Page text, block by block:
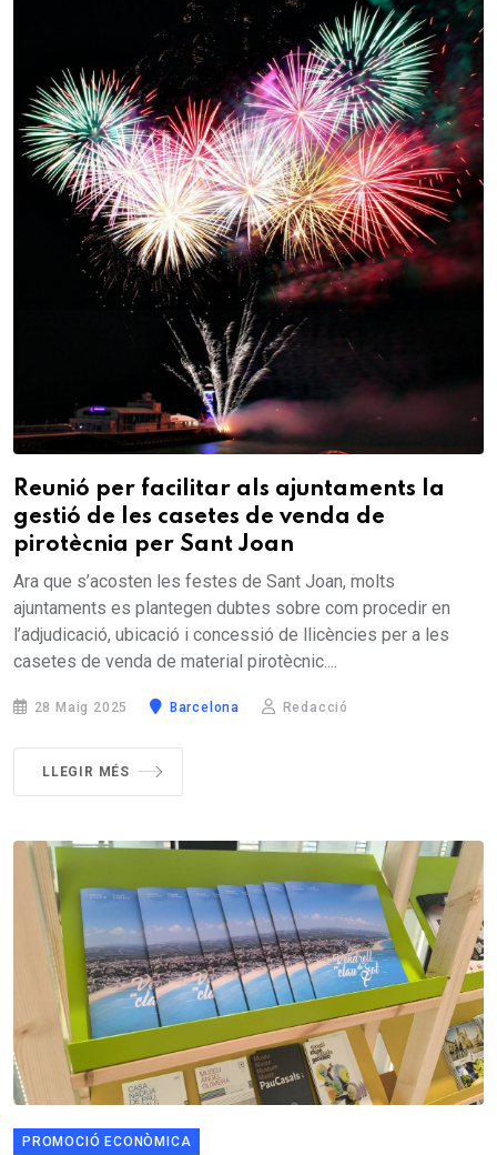
Reunió per facilitar als ajuntaments la
gestió de les casetes de venda de
pirotècnia per Sant Joan
Ara que s’acosten les festes de Sant Joan, molts
ajuntaments es plantegen dubtes sobre com procedir en
l’adjudicació, ubicació i concessió de llicències per a les
casetes de venda de material pirotècnic....
28 Maig 2025 Barcelona Redacció
LLEGIR MÉS
PROMOCIÓ ECONÒMICA